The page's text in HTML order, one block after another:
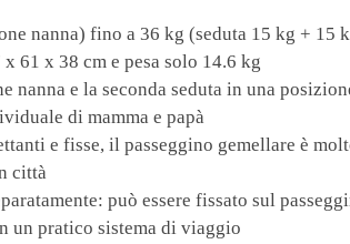
nanna) fino a 36 kg (seduta 15 kg + 15
61 x 38 cm e pesa solo 14.6 kg
nanna e la seconda seduta in una
di mamma e papà
e fisse, il passeggino gemellare è
città
può essere fissato sul
un pratico sistema di viaggio